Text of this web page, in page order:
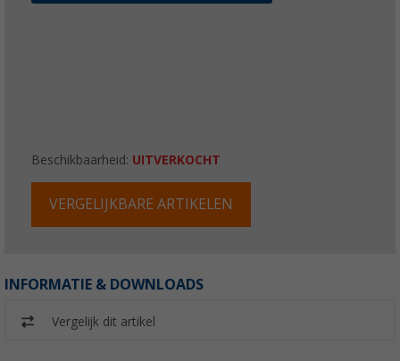
Beschikbaarheid: UITVERKOCHT
VERGELIJKBARE ARTIKELEN
INFORMATIE & DOWNLOADS
Vergelijk dit artikel